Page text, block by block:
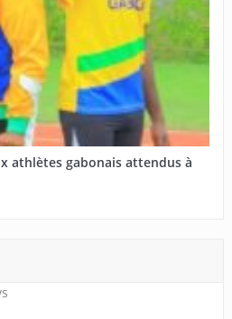
athlètes gabonais attendus à